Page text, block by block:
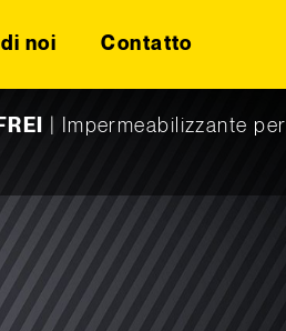
noi Contatto
Impermeabilizzante per